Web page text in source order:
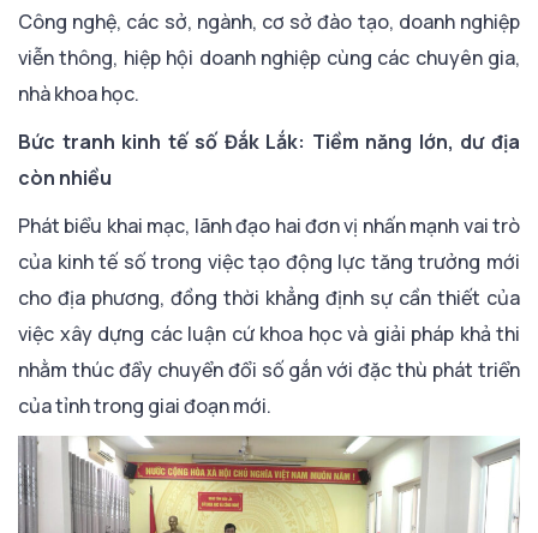
Công nghệ, các sở, ngành, cơ sở đào tạo, doanh nghiệp
viễn thông, hiệp hội doanh nghiệp cùng các chuyên gia,
nhà khoa học.
Bức tranh kinh tế số Đắk Lắk: Tiềm năng lớn, dư địa
còn nhiều
Phát biểu khai mạc, lãnh đạo hai đơn vị nhấn mạnh vai trò
của kinh tế số trong việc tạo động lực tăng trưởng mới
cho địa phương, đồng thời khẳng định sự cần thiết của
việc xây dựng các luận cứ khoa học và giải pháp khả thi
nhằm thúc đẩy chuyển đổi số gắn với đặc thù phát triển
của tỉnh trong giai đoạn mới.